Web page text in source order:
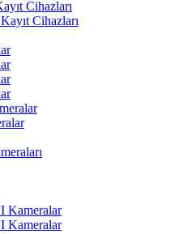
Cihazları
Cihazları
Kameralar
Kameralar